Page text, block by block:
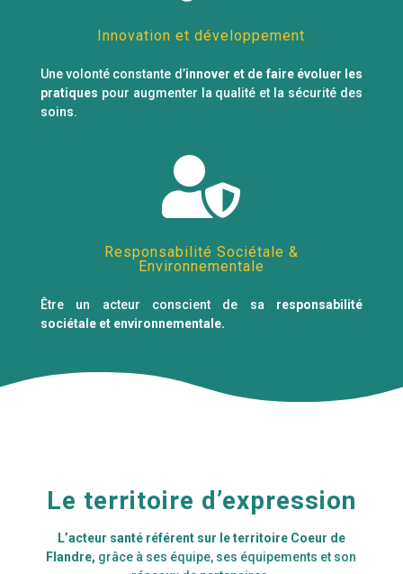
Innovation et développement
Une volonté constante d’innover et de faire évoluer les
pratiques pour augmenter la qualité et la sécurité des
soins.

Responsabilité Sociétale &
Environnementale
Être un acteur conscient de sa responsabilité
sociétale et environnementale.
Le territoire d’expression
L’acteur santé référent sur le territoire Coeur de
Flandre, grâce à ses équipe, ses équipements et son